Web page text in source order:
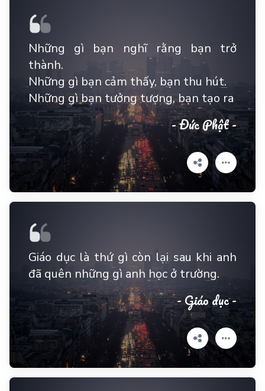
Những gì bạn nghĩ rằng bạn trở
thành.
Những gì bạn cảm thấy, bạn thu hút.
Những gì bạn tưởng tượng, bạn tạo ra
- Đức Phật -
Giáo dục là thứ gì còn lại sau khi anh
đã quên những gì anh học ở trường.
- Giáo dục -